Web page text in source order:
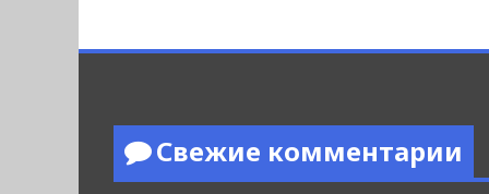
Свежие комментарии